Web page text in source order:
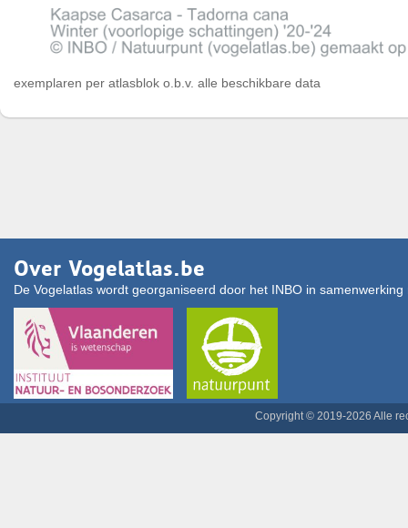
exemplaren per atlasblok o.b.v. alle beschikbare data
Over Vogelatlas.be
De Vogelatlas wordt georganiseerd door het INBO in
Copyright © 2019-2026 Alle